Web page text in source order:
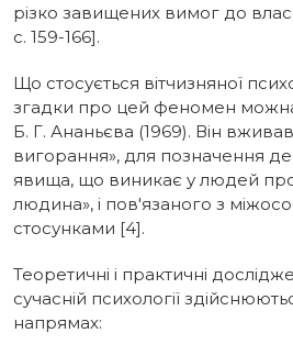
різко завищених вимог до
с. 159-166].
Що стосується вітчизняної
згадки про цей феномен
Б. Г. Ананьєва (1969). Він
вигорання», для позначення
явища, що виникає у людей
людина», і пов'язаного з
стосунками [4].
Теоретичні і практичні
сучасній психології
напрямах: